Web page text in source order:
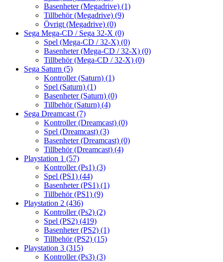
Basenheter (Megadrive) (1)
Tillbehör (Megadrive) (9)
Övrigt (Megadrive) (0)
Sega Mega-CD / Sega 32-X (0)
Spel (Mega-CD / 32-X) (0)
Basenheter (Mega-CD / 32-X) (0)
Tillbehör (Mega-CD / 32-X) (0)
Sega Saturn (5)
Kontroller (Saturn) (1)
Spel (Saturn) (1)
Basenheter (Saturn) (0)
Tillbehör (Saturn) (4)
Sega Dreamcast (7)
Kontroller (Dreamcast) (0)
Spel (Dreamcast) (3)
Basenheter (Dreamcast) (0)
Tillbehör (Dreamcast) (4)
Playstation 1 (57)
Kontroller (Ps1) (3)
Spel (PS1) (44)
Basenheter (PS1) (1)
Tillbehör (PS1) (9)
Playstation 2 (436)
Kontroller (Ps2) (2)
Spel (PS2) (419)
Basenheter (PS2) (1)
Tillbehör (PS2) (15)
Playstation 3 (315)
Kontroller (Ps3) (3)